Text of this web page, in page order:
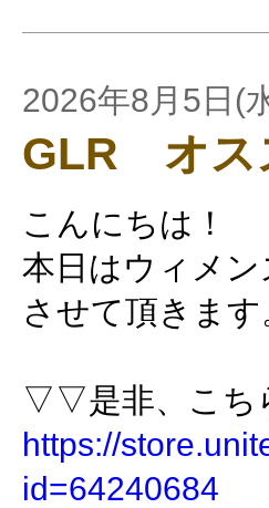
2026年8月5日(
GLR オス
こんにちは！
本日はウィメ
させて頂きます
▽▽是非、こち
https://
id=64240684